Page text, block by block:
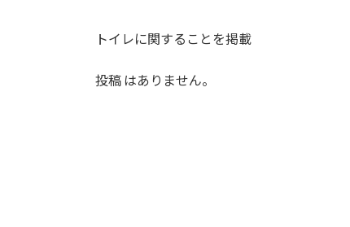
トイレに関することを掲載
投稿 はありません。